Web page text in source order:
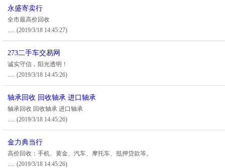
永盛寄卖行
全市最高价回收
..... (2019/3/18 14:45:27)
273二手车交易网
诚实守信，阳光透明！
..... (2019/3/18 14:45:26)
轴承回收 回收轴承 进口轴承
轴承回收 回收轴承 进口轴承
..... (2019/3/18 14:45:26)
金力典当行
高价回收：手机、黄金、汽车、摩托车、抵押贷款等。
..... (2019/3/18 14:45:26)